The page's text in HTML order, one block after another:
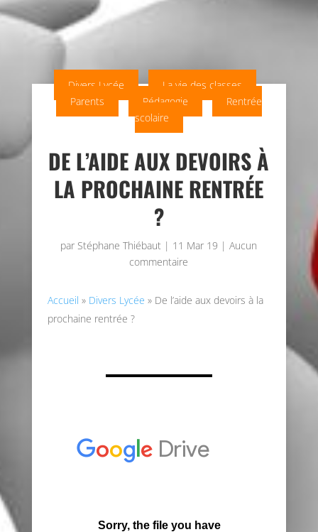
Divers Lycée
La vie des classes
Parents
Pédagogie
Rentrée
scolaire
DE L’AIDE AUX DEVOIRS À
LA PROCHAINE RENTRÉE
?
par Stéphane Thiébaut | 11 Mar 19 |Aucun
commentaire
Accueil » Divers Lycée » De l’aide aux devoirs à la
prochaine rentrée ?